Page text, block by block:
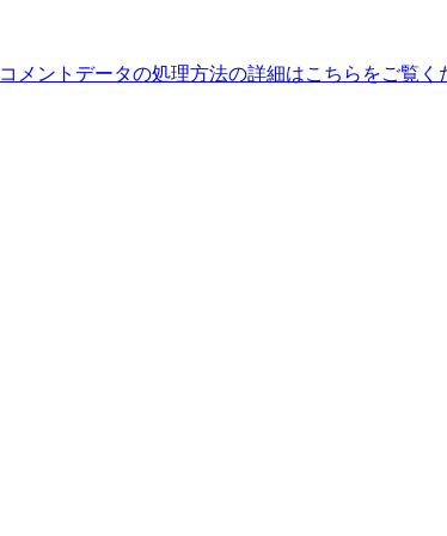
コメントデータの処理方法の詳細はこちらをご覧く